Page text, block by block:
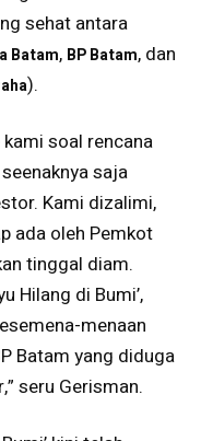
sehat antara
Batam, BP Batam, dan
).
soal rencana
saja
Kami dizalimi,
ada oleh Pemkot
tinggal diam.
Hilang di Bumi’,
menaan
Batam yang diduga
seru Gerisman.